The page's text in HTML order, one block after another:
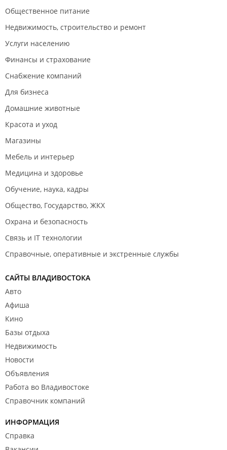
Общественное питание
Недвижимость, строительство и ремонт
Услуги населению
Финансы и страхование
Снабжение компаний
Для бизнеса
Домашние животные
Красота и уход
Магазины
Мебель и интерьер
Медицина и здоровье
Обучение, наука, кадры
Общество, Государство, ЖКХ
Охрана и безопасность
Связь и IT технологии
Справочные, оперативные и экстренные службы
САЙТЫ ВЛАДИВОСТОКА
Авто
Афиша
Кино
Базы отдыха
Недвижимость
Новости
Объявления
Работа во Владивостоке
Справочник компаний
ИНФОРМАЦИЯ
Справка